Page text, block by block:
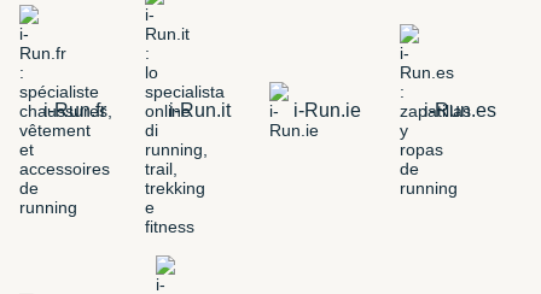
i-Run.fr i-Run.it i-Run.ie i-Run.es